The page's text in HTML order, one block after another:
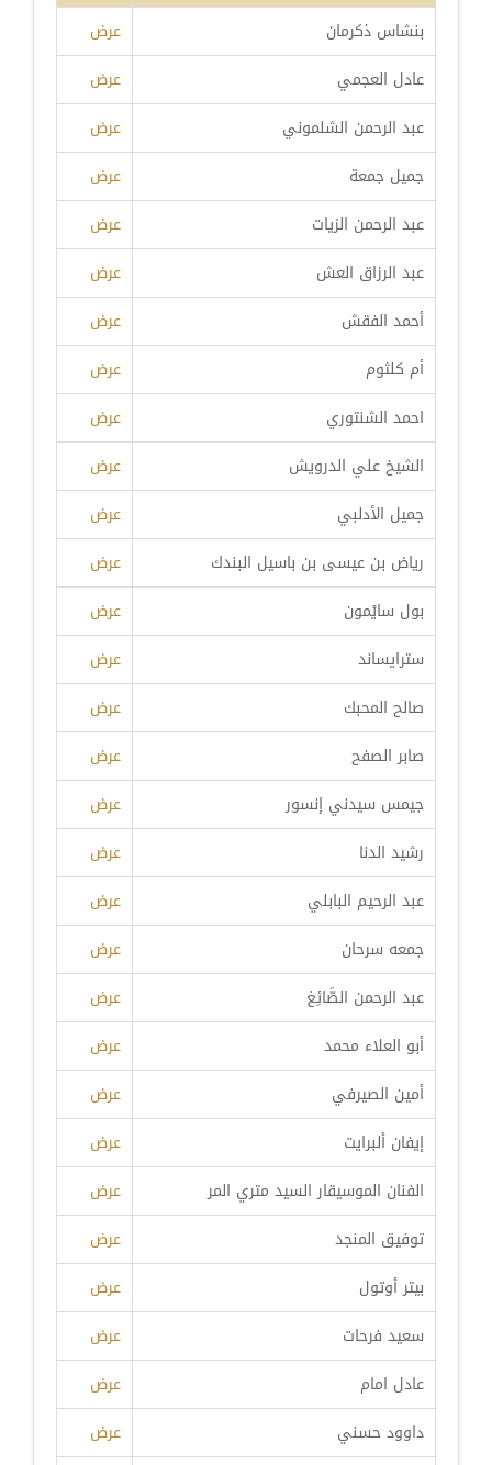
بنشاس ذكرمان
عرض
عادل العجمي
عرض
عبد الرحمن الشلموني
عرض
جميل جمعة
عرض
عبد الرحمن الزيات
عرض
عبد الرزاق العش
عرض
أحمد الفقش
عرض
أم كلثوم
عرض
احمد الشنتوري
عرض
الشيخ علي الدرويش
عرض
جميل الأدلبي
عرض
رياض بن عيسى بن باسيل البندك
عرض
بول سايْمون
عرض
سترايساند
عرض
صالح المحبك
عرض
صابر الصفح
عرض
جيمس سيدني إنسور
عرض
رشيد الدنا
عرض
عبد الرحيم البابلي
عرض
جمعه سرحان
عرض
عبد الرحمن الصَّائِغ
عرض
أبو العلاء محمد
عرض
أمين الصيرفي
عرض
إيفان ألبرايت
عرض
الفنان الموسيقار السيد متري المر
عرض
توفيق المنجد
عرض
بيتر أوتول
عرض
سعيد فرحات
عرض
عادل امام
عرض
داوود حسني
عرض